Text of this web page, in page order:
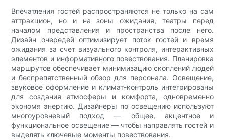
Впечатления гостей распространяются не только на сам
аттракцион, но и на зоны ожидания, театры перед
началом представления и пространства после него.
Дизайн очередей оптимизирует поток гостей и время
ожидания за счет визуального контроля, интерактивных
элементов и информативного повествования. Планировка
маршрутов обеспечивает минимизацию скоплений людей
и беспрепятственный обзор для персонала. Освещение,
звуковое оформление и климат-контроль интегрированы
для создания атмосферы и комфорта, одновременно
экономя энергию. Дизайнеры по освещению используют
многоуровневый подход — общее, акцентное и
функциональное освещение — чтобы направлять гостей и
выделять ключевые моменты повествования.